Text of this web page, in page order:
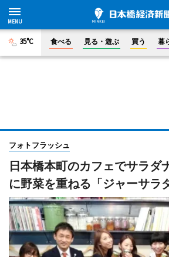
35°C 食べる 見る・遊ぶ 買う 暮
フォトフラッシュ
日本橋本町のカフェでサラ
に野菜を重ねる「ジャーサラ